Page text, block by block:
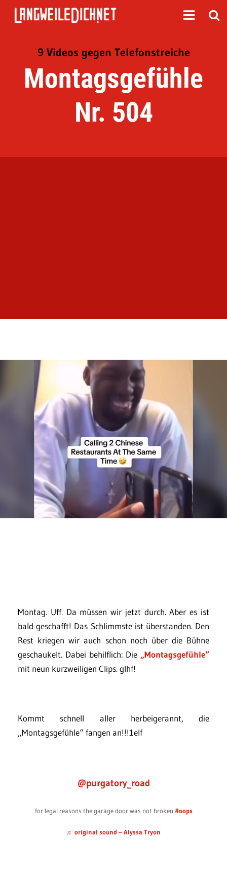
9 Videos gegen Telefonstreiche
Montagsgefühle
Nr. 504
Montag. Uff. Da müssen wir jetzt durch. Aber es ist
bald geschafft! Das Schlimmste ist überstanden. Den
Rest kriegen wir auch schon noch über die Bühne
geschaukelt. Dabei behilflich: Die „Montagsgefühle“
mit neun kurzweiligen Clips. glhf!
Kommt schnell aller herbeigerannt, die
„Montagsgefühle“ fangen an!!!1elf
@purgatory_road
for legal reasons the garage door was not broken #oops
♬ original sound – Alyssa Tryon